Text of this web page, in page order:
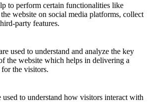
to perform certain functionalities like
website on social media platforms, collect
party features.
used to understand and analyze the key
the website which helps in delivering a
for the visitors.
to understand how visitors interact with